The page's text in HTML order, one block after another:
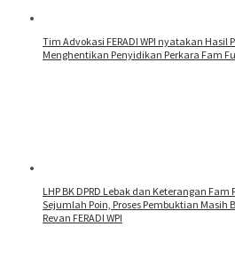
Tim Advokasi FERADI WPI nyatakan Hasil
Menghentikan Penyidikan Perkara Fam
LHP BK DPRD Lebak dan Keterangan
Sejumlah Poin, Proses Pembuktian Masih
Revan FERADI WPI